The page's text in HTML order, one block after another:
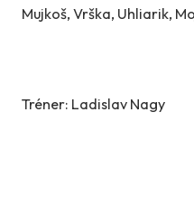
Mujkoš, Vrška, Uhliarik,
Tréner: Ladislav Nagy